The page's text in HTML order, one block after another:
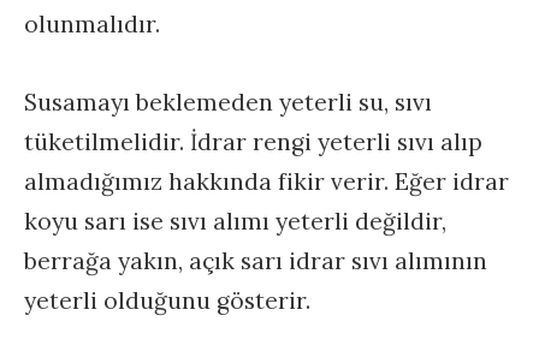
olunmalıdır.
Susamayı beklemeden yeterli su, sıvı
tüketilmelidir. İdrar rengi yeterli sıvı alıp
almadığımız hakkında fikir verir. Eğer idrar
koyu sarı ise sıvı alımı yeterli değildir,
berrağa yakın, açık sarı idrar sıvı alımının
yeterli olduğunu gösterir.